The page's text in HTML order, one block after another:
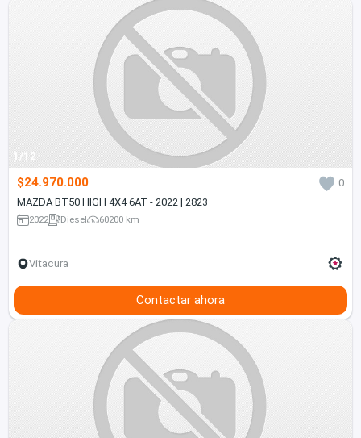
1/12
$24.970.000
0
MAZDA BT50 HIGH 4X4 6AT - 2022 | 2823
2022 Diesel 60200 km
Vitacura
Contactar ahora